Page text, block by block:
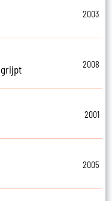
2003
2008
2001
2005